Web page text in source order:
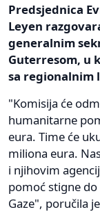
Predsjednica
Leyen
generalnim
Guterresom, u
sa regionalnim
"Komisija će
humanitarne
eura. Time će
miliona eura.
i njihovim
pomoć stigne
Gaze", poručila